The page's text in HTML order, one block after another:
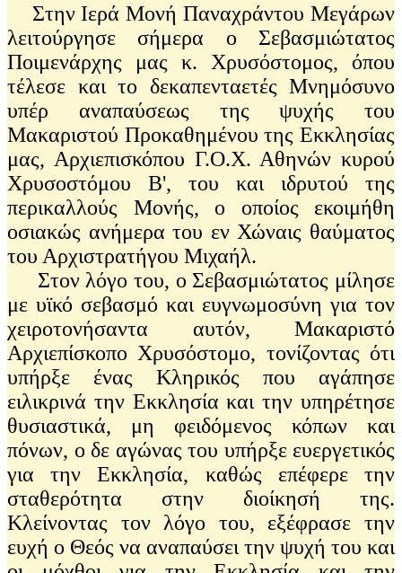
Στην Ιερά Μονή Παναχράντου Μεγάρων
λειτούργησε σήμερα ο Σεβασμιώτατος
Ποιμενάρχης μας κ. Χρυσόστομος, όπου
τέλεσε και το δεκαπενταετές Μνημόσυνο
υπέρ αναπαύσεως της ψυχής του
Μακαριστού Προκαθημένου της Εκκλησίας
μας, Αρχιεπισκόπου Γ.Ο.Χ. Αθηνών κυρού
Χρυσοστόμου Β', του και ιδρυτού της
περικαλλούς Μονής, ο οποίος εκοιμήθη
οσιακώς ανήμερα του εν Χώναις θαύματος
του Αρχιστρατήγου Μιχαήλ.
Στον λόγο του, ο Σεβασμιώτατος μίλησε
με υϊκό σεβασμό και ευγνωμοσύνη για τον
χειροτονήσαντα αυτόν, Μακαριστό
Αρχιεπίσκοπο Χρυσόστομο, τονίζοντας ότι
υπήρξε ένας Κληρικός που αγάπησε
ειλικρινά την Εκκλησία και την υπηρέτησε
θυσιαστικά, μη φειδόμενος κόπων και
πόνων, ο δε αγώνας του υπήρξε ευεργετικός
για την Εκκλησία, καθώς επέφερε την
σταθερότητα στην διοίκησή της.
Κλείνοντας τον λόγο του, εξέφρασε την
ευχή ο Θεός να αναπαύσει την ψυχή του και